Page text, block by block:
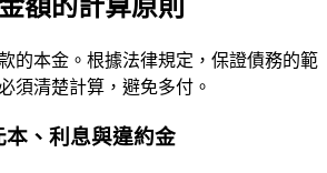
額的計算原則
的本金。根據法律規定，保證債務的範
須清楚計算，避免多付。
、利息與違約金